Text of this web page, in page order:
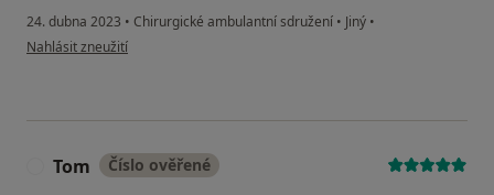
24. dubna 2023 • Chirurgické ambulantní sdružení • Jiný •
podle názoru uživatele Jitka Thomasová
Nahlásit zneužití
Tom Číslo ověřené